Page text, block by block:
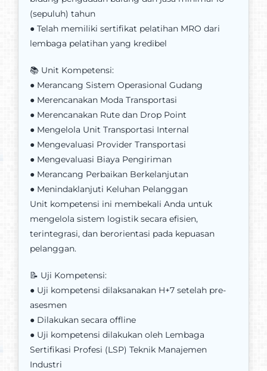
(sepuluh) tahun
● Telah memiliki sertifikat pelatihan MRO dari
lembaga pelatihan yang kredibel
📚 Unit Kompetensi:
● Merancang Sistem Operasional Gudang
● Merencanakan Moda Transportasi
● Merencanakan Rute dan Drop Point
● Mengelola Unit Transportasi Internal
● Mengevaluasi Provider Transportasi
● Mengevaluasi Biaya Pengiriman
● Merancang Perbaikan Berkelanjutan
● Menindaklanjuti Keluhan Pelanggan
Unit kompetensi ini membekali Anda untuk
mengelola sistem logistik secara efisien,
terintegrasi, dan berorientasi pada kepuasan
pelanggan.
📝 Uji Kompetensi:
● Uji kompetensi dilaksanakan H+7 setelah pre-
asesmen
● Dilakukan secara offline
● Uji kompetensi dilakukan oleh Lembaga
Sertifikasi Profesi (LSP) Teknik Manajemen
Industri